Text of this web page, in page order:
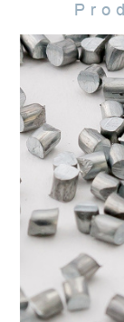
企業情報
お問い合わ